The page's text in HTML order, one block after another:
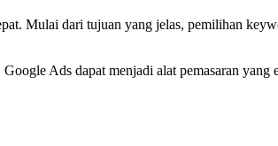
Mulai dari tujuan yang jelas, pemilihan
Google Ads dapat menjadi alat pemasaran